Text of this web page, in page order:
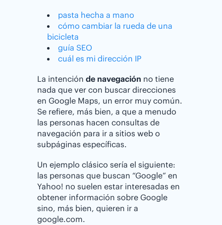
pasta hecha a mano
cómo cambiar la rueda de una
bicicleta
guía SEO
cuál es mi dirección IP
La intención de navegación no tiene
nada que ver con buscar direcciones
en Google Maps, un error muy común.
Se refiere, más bien, a que a menudo
las personas hacen consultas de
navegación para ir a sitios web o
subpáginas específicas.
Un ejemplo clásico sería el siguiente:
las personas que buscan “Google” en
Yahoo! no suelen estar interesadas en
obtener información sobre Google
sino, más bien, quieren ir a
google.com.